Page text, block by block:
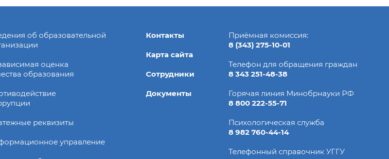
об образовательной
оценка
образования
реквизиты
управление
Контакты
Карта сайта
Сотрудники
Документы
Приёмная комиссия:
8 (343) 275-10-01
Телефон для обращения граждан
8 343 251-48-38
Горячая линия Минобрнауки РФ
8 800 222-55-71
Психологическая служба
8 982 760-44-14
Телефонный справочник УГГУ